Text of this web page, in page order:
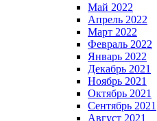
Май 2022
Апрель 2022
Март 2022
Февраль 2022
Январь 2022
Декабрь 2021
Ноябрь 2021
Октябрь 2021
Сентябрь 2021
Август 2021